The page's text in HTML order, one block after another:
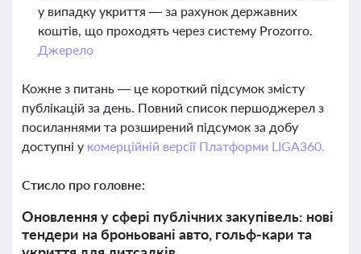
у випадку укриття — за рахунок державних
коштів, що проходять через систему Prozorro.
Джерело
Кожне з питань — це короткий підсумок змісту
публікацій за день. Повний список першоджерел з
посиланнями та розширений підсумок за добу
доступні у комерційній версії Платформи LIGA360.
Стисло про головне:
Оновлення у сфері публічних закупівель: нові
тендери на броньовані авто, гольф-кари та